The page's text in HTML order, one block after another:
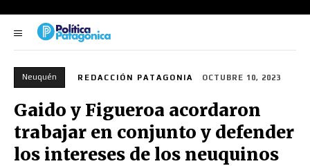
Neuquén REDACCIÓN PATAGONIA OCTUBRE 10, 2023
Gaido y Figueroa acordaron
trabajar en conjunto y defender
los intereses de los neuquinos